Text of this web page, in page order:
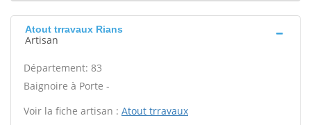
Atout trravaux Rians
Artisan
Département: 83
Baignoire à Porte -
Voir la fiche artisan : Atout trravaux